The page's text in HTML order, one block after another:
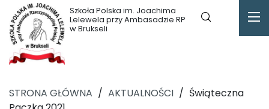
Szkoła Polska im. Joachima
Lelewela przy Ambasadzie RP
w Brukseli
STRONA GŁÓWNA / AKTUALNOŚCI / Świąteczna